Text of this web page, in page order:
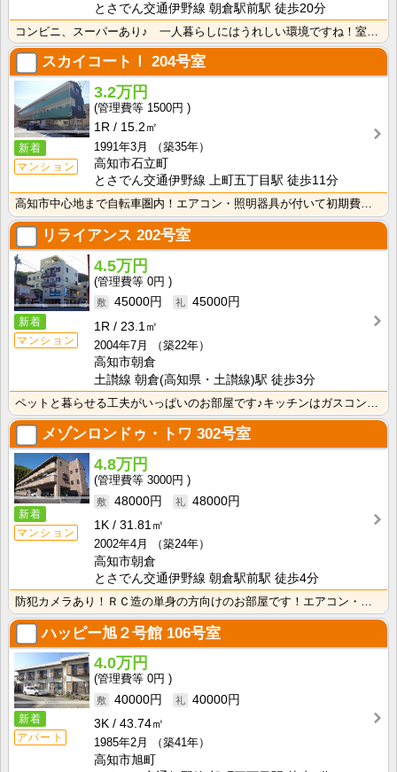
とさでん交通伊野線 朝倉駅前駅 徒歩20分
スカイコートⅠ 204号室
新着
マンション
3.2万円
1500円
1R
15.2㎡
1991年3月
（築35年）
高知市石立町
とさでん交通伊野線 上町五丁目駅 徒歩11分
高知市中心地まで自転車圏内！エアコン・照明器具が付いて初期費用の節約になりますね！
リライアンス 202号室
新着
マンション
4.5万円
0円
45000円
45000円
1R
23.1㎡
2004年7月
（築22年）
高知市朝倉
土讃線 朝倉(高知県・土讃線)駅 徒歩3分
メゾンロンドゥ・トワ 302号室
新着
マンション
4.8万円
3000円
48000円
48000円
1K
31.81㎡
2002年4月
（築24年）
高知市朝倉
とさでん交通伊野線 朝倉駅前駅 徒歩4分
ハッピー旭２号館 106号室
新着
アパート
4.0万円
0円
40000円
40000円
3K
43.74㎡
1985年2月
（築41年）
高知市旭町